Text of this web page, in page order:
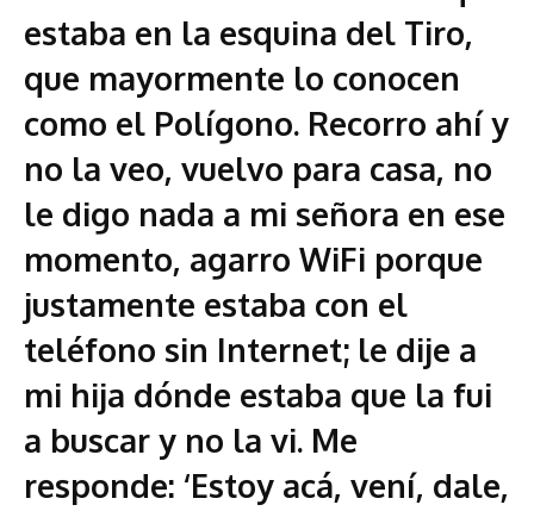
estaba en la esquina del Tiro,
que mayormente lo conocen
como el Polígono. Recorro ahí y
no la veo, vuelvo para casa, no
le digo nada a mi señora en ese
momento, agarro WiFi porque
justamente estaba con el
teléfono sin Internet; le dije a
mi hija dónde estaba que la fui
a buscar y no la vi. Me
responde: ‘Estoy acá, vení, dale,